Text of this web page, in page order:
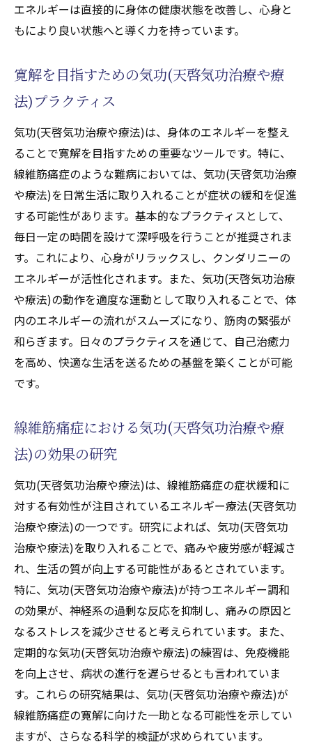
エネルギーは直接的に身体の健康状態を改善し、心身と
もにより良い状態へと導く力を持っています。
寛解を目指すための気功(天啓気功治療や療
法)プラクティス
気功(天啓気功治療や療法)は、身体のエネルギーを整え
ることで寛解を目指すための重要なツールです。特に、
線維筋痛症のような難病においては、気功(天啓気功治療
や療法)を日常生活に取り入れることが症状の緩和を促進
する可能性があります。基本的なプラクティスとして、
毎日一定の時間を設けて深呼吸を行うことが推奨されま
す。これにより、心身がリラックスし、クンダリニーの
エネルギーが活性化されます。また、気功(天啓気功治療
や療法)の動作を適度な運動として取り入れることで、体
内のエネルギーの流れがスムーズになり、筋肉の緊張が
和らぎます。日々のプラクティスを通じて、自己治癒力
を高め、快適な生活を送るための基盤を築くことが可能
です。
線維筋痛症における気功(天啓気功治療や療
法)の効果の研究
気功(天啓気功治療や療法)は、線維筋痛症の症状緩和に
対する有効性が注目されているエネルギー療法(天啓気功
治療や療法)の一つです。研究によれば、気功(天啓気功
治療や療法)を取り入れることで、痛みや疲労感が軽減さ
れ、生活の質が向上する可能性があるとされています。
特に、気功(天啓気功治療や療法)が持つエネルギー調和
の効果が、神経系の過剰な反応を抑制し、痛みの原因と
なるストレスを減少させると考えられています。また、
定期的な気功(天啓気功治療や療法)の練習は、免疫機能
を向上させ、病状の進行を遅らせるとも言われていま
す。これらの研究結果は、気功(天啓気功治療や療法)が
線維筋痛症の寛解に向けた一助となる可能性を示してい
ますが、さらなる科学的検証が求められています。